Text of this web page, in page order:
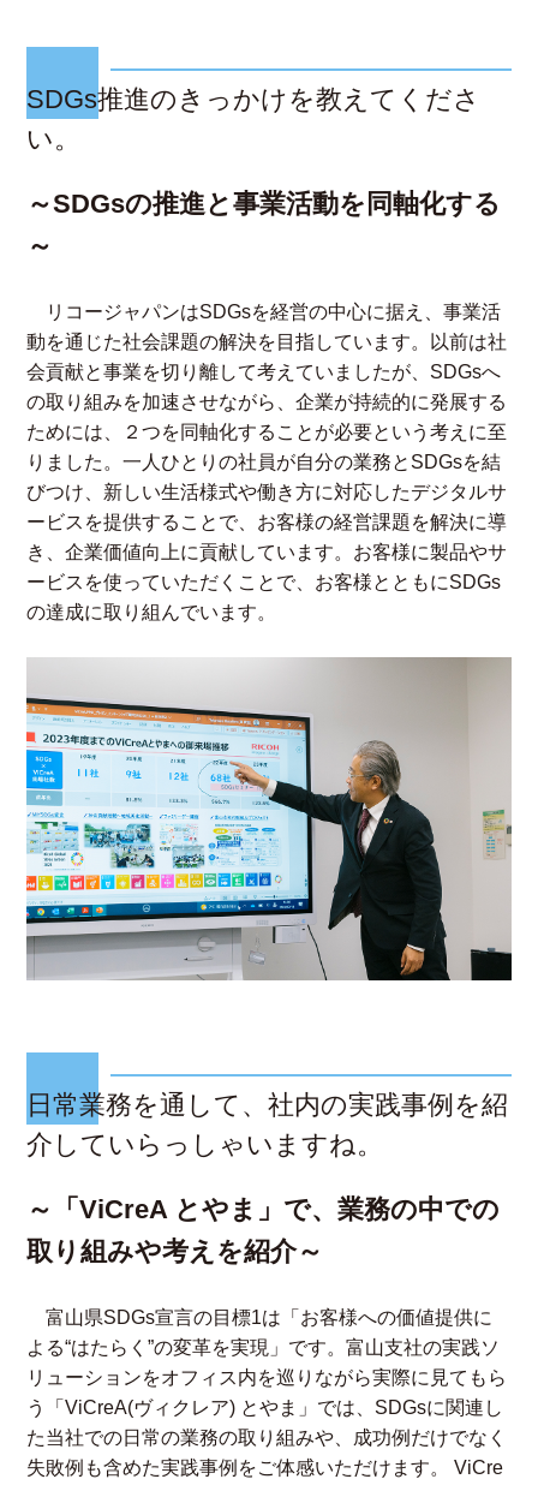
SDGs推進のきっかけを教えてくださ
い。
～SDGsの推進と事業活動を同軸化する
～
リコージャパンはSDGsを経営の中心に据え、事業活
動を通じた社会課題の解決を目指しています。以前は社
会貢献と事業を切り離して考えていましたが、SDGsへ
の取り組みを加速させながら、企業が持続的に発展する
ためには、２つを同軸化することが必要という考えに至
りました。一人ひとりの社員が自分の業務とSDGsを結
びつけ、新しい生活様式や働き方に対応したデジタルサ
ービスを提供することで、お客様の経営課題を解決に導
き、企業価値向上に貢献しています。お客様に製品やサ
ービスを使っていただくことで、お客様とともにSDGs
の達成に取り組んでいます。
日常業務を通して、社内の実践事例を紹
介していらっしゃいますね。
～「ViCreA とやま」で、業務の中での
取り組みや考えを紹介～
富山県SDGs宣言の目標1は「お客様への価値提供に
よる“はたらく”の変革を実現」です。富山支社の実践ソ
リューションをオフィス内を巡りながら実際に見てもら
う「ViCreA(ヴィクレア) とやま」では、SDGsに関連し
た当社での日常の業務の取り組みや、成功例だけでなく
失敗例も含めた実践事例をご体感いただけます。 ViCre